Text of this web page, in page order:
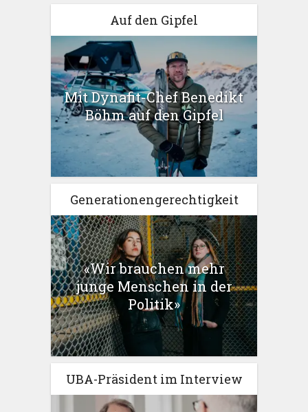
Auf den Gipfel
Mit Dynafit-Chef Benedikt
Böhm auf den Gipfel
Generationengerechtigkeit
«Wir brauchen mehr
junge Menschen in der
Politik»
UBA-Präsident im Interview